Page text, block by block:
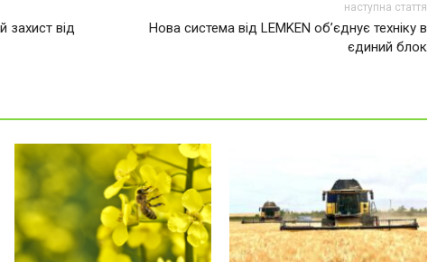
захист від
наступна стаття
Нова система від LEMKEN об’єднує техніку в
єдиний блок